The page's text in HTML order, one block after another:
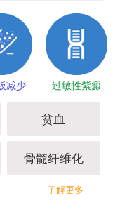
减少 过敏性紫癜
贫血
骨髓纤维化
了解更多